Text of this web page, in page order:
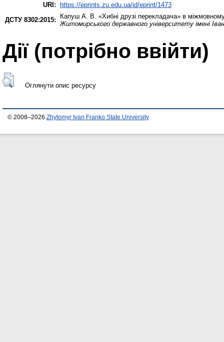
URI: https://eprints.zu.edu.ua/id/eprint/1473
ДСТУ 8302:2015:
Капуш А. В. «Хибні друзі перекладача» в
Житомирського державного університету імені
Дії ​​(потрібно ввійти)
Оглянути опис ресурсу
© 2008–2026 Zhytomyr Ivan Franko State University